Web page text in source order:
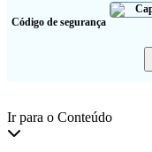
Código de segurança
Ir para o Conteúdo